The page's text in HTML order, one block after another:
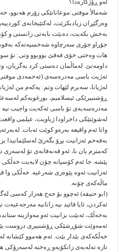
له‌و ڕۆژگاره‌دا؟
شه‌مالأ موفتى:موعاناتێكى زۆرم هه‌بوو،
وه‌رگێڕان زیادبكرێت، له‌كتێبخانه‌ى
به‌خش بكه‌یت، ده‌بێت بابه‌تى زانستى و
جۆراو جۆرى سه‌رچاوه‌ شه‌خسیه‌ته‌كه‌
هات وه‌ختى خۆى فه‌قێ بووبوو وتى: تۆ
داومه‌تێ. له‌ماڵمان ده‌ستى كرد به‌گریان،
ئه‌ژیت باسى مه‌دره‌سه‌ى (ئه‌حمه‌دى موفتى
له‌ژیانا، سه‌یرم لێهات وتم: یه‌كه‌م من
ڕۆشنبیرێكى ئیسلامیم، بورغویه‌كم
مه‌دره‌سه‌یه‌ى تۆ باسى ئه‌كه‌یت واجیب
له‌شوێنێكى داخراودا ژیاویت، عیلمى
واتا ئه‌م واقیعه‌ به‌ره‌و كوێت ئه‌بات.
به‌فه‌خم ئه‌زانیت بڕۆ بگه‌رێ له‌سلێمانیدا
كه‌مترم یان نا، ئه‌و قه‌نه‌فانه‌ى تۆ
پێشه‌. جا ئه‌م كۆسپانه‌ چۆن لابه‌یت خه‌ڵكى
ئه‌زانیت ئه‌وه‌ پێوه‌رى شه‌رعیه‌. خه‌ڵكى
ماڵه‌كه‌ى چۆنه‌.
(ابو حنیفه‌) ئه‌چوو بۆ حه‌ج هه‌زار كه‌سى
ئه‌كردن، ئایا قائید نیه‌ زانانیه‌
به‌خه‌ڵك، ئه‌بێت بزانیت ئه‌و مه‌وازینه‌
ئه‌مه‌وێت شۆڕشێكى ڕۆشنبیرى دروست
خه‌ڵكه‌كه‌ى بێدار بێت. ئه‌م هه‌موو كێشانه‌
تازه‌ ته‌له‌به‌ى زانكۆیه‌و ڕه‌خنه‌ له‌سه‌رۆكى